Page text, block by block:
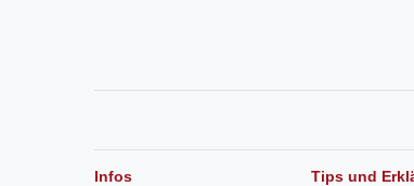
Infos
Tips und